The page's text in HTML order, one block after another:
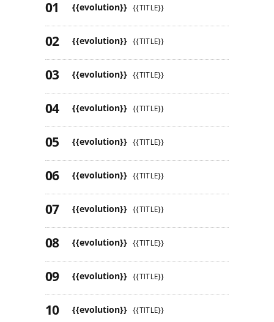
{{evolution}} {{TITLE}}
{{evolution}} {{TITLE}}
{{evolution}} {{TITLE}}
{{evolution}} {{TITLE}}
{{evolution}} {{TITLE}}
{{evolution}} {{TITLE}}
{{evolution}} {{TITLE}}
{{evolution}} {{TITLE}}
{{evolution}} {{TITLE}}
{{evolution}} {{TITLE}}